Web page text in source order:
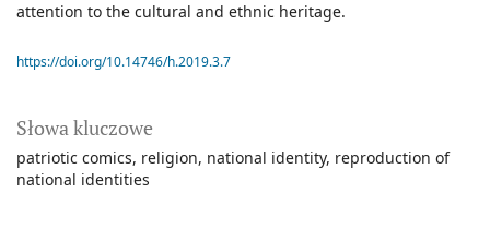
Słowa kluczowe
patriotic comics religion national identity reproduction of
national identities
attention to the cultural and ethnic heritage.
https://doi.org/10.14746/h.2019.3.7